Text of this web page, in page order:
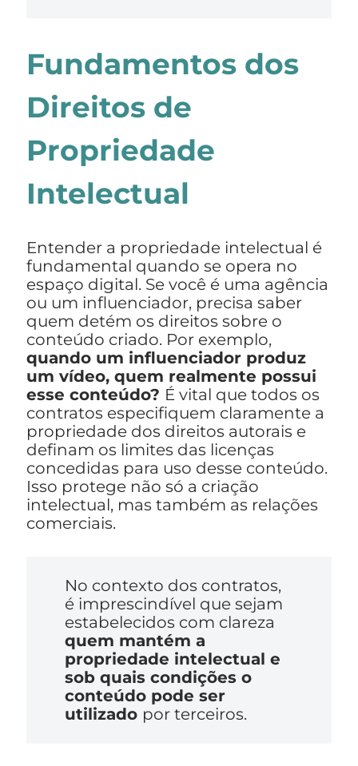
Fundamentos dos
Direitos de
Propriedade
Intelectual
Entender a propriedade intelectual é
fundamental quando se opera no
espaço digital. Se você é uma agência
ou um influenciador, precisa saber
quem detém os direitos sobre o
conteúdo criado. Por exemplo,
quando um influenciador produz
um vídeo, quem realmente possui
esse conteúdo? É vital que todos os
contratos especifiquem claramente a
propriedade dos direitos autorais e
definam os limites das licenças
concedidas para uso desse conteúdo.
Isso protege não só a criação
intelectual, mas também as relações
comerciais.
No contexto dos contratos,
é imprescindível que sejam
estabelecidos com clareza
quem mantém a
propriedade intelectual e
sob quais condições o
conteúdo pode ser
utilizado por terceiros.